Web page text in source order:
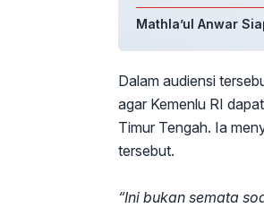
Mathla’ul Anwar
Dalam audiensi
agar Kemenlu RI
Timur Tengah. Ia
tersebut.
“Ini bukan semata